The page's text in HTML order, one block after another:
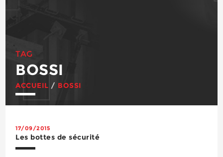
TAG
BOSSI
ACCUEIL / BOSSI
17/09/2015
Les bottes de sécurité